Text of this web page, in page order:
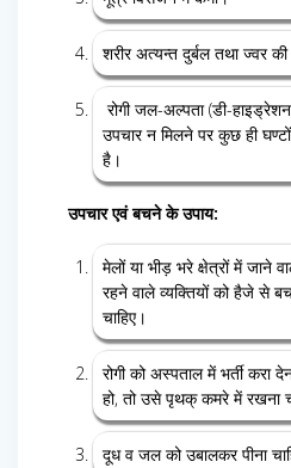
शरीर अत्यन्त दुर्बल तथा ज्वर
रोगी जल-अल्पता (डी-
उपचार न मिलने पर कुछ ही
है।
उपचार एवं बचने के उपाय:
मेलों या भीड़ भरे क्षेत्रों में जाने
रहने वाले व्यक्तियों को हैजे से
चाहिए।
रोगी को अस्पताल में भर्ती करा
हो, तो उसे पृथक् कमरे में रखना
दूध व जल को उबालकर पीना